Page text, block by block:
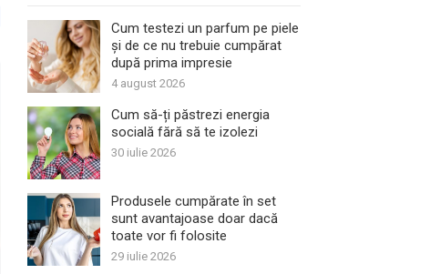
Cum testezi un parfum pe piele
și de ce nu trebuie cumpărat
după prima impresie
4 august 2026
Cum să-ți păstrezi energia
socială fără să te izolezi
30 iulie 2026
Produsele cumpărate în set
sunt avantajoase doar dacă
toate vor fi folosite
29 iulie 2026